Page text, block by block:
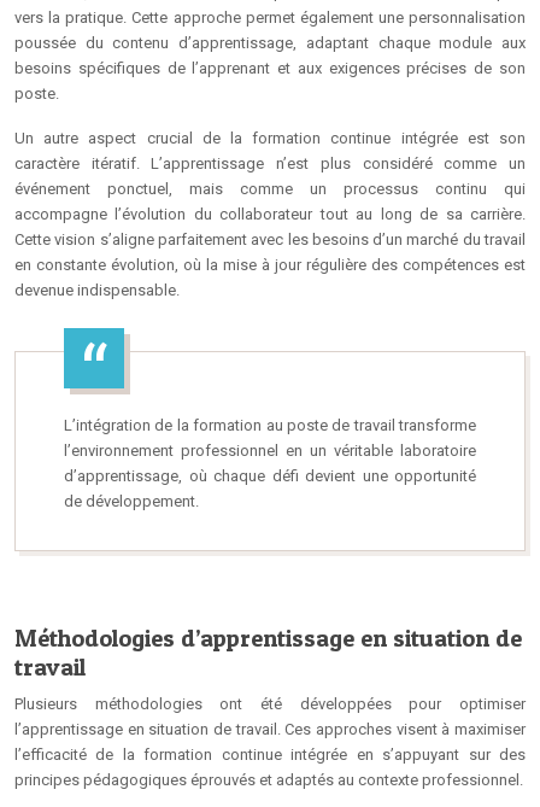
vers la pratique. Cette approche permet également une personnalisation
poussée du contenu d’apprentissage, adaptant chaque module aux
besoins spécifiques de l’apprenant et aux exigences précises de son
poste.
Un autre aspect crucial de la formation continue intégrée est son
caractère itératif. L’apprentissage n’est plus considéré comme un
événement ponctuel, mais comme un processus continu qui
accompagne l’évolution du collaborateur tout au long de sa carrière.
Cette vision s’aligne parfaitement avec les besoins d’un marché du travail
en constante évolution, où la mise à jour régulière des compétences est
devenue indispensable.
L’intégration de la formation au poste de travail transforme
l’environnement professionnel en un véritable laboratoire
d’apprentissage, où chaque défi devient une opportunité
de développement.
Méthodologies d’apprentissage en situation de
travail
Plusieurs méthodologies ont été développées pour optimiser
l’apprentissage en situation de travail. Ces approches visent à maximiser
l’efficacité de la formation continue intégrée en s’appuyant sur des
principes pédagogiques éprouvés et adaptés au contexte professionnel.